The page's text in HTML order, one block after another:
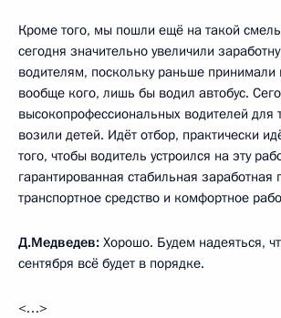
Кроме того, мы пошли ещё на такой
сегодня значительно увеличили
водителям, поскольку раньше принимали
вообще кого, лишь бы водил автобус.
высокопрофессиональных водителей для
возили детей. Идёт отбор, практически
того, чтобы водитель устроился на эту
гарантированная стабильная заработная
транспортное средство и комфортное
Д.Медведев: Хорошо. Будем надеяться,
сентября всё будет в порядке.
<…>